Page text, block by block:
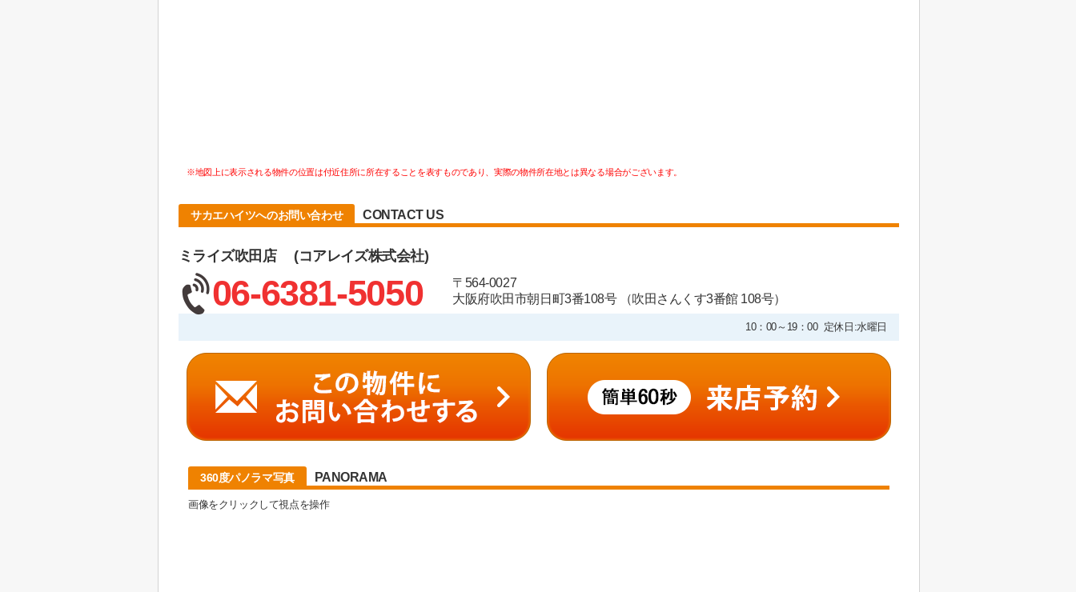
※地図上に表示される物件の位置は付近住所に所在することを表すものであり、実際の物件所在地とは異なる場合がございます。
サカエハイツへのお問い合わせ CONTACT US
ミライズ吹田店 (コアレイズ株式会社)
06-6381-5050
〒564-0027
大阪府吹田市朝日町3番108号 （吹田さんくす3番館 108号）
10：00～19：00 定休日:水曜日
360度パノラマ写真 PANORAMA
画像をクリックして視点を操作